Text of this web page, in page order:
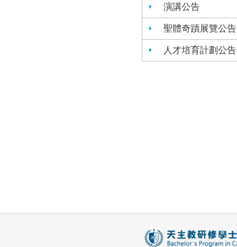
演講公告
聖體奇蹟展覽公告
人才培育計劃公告